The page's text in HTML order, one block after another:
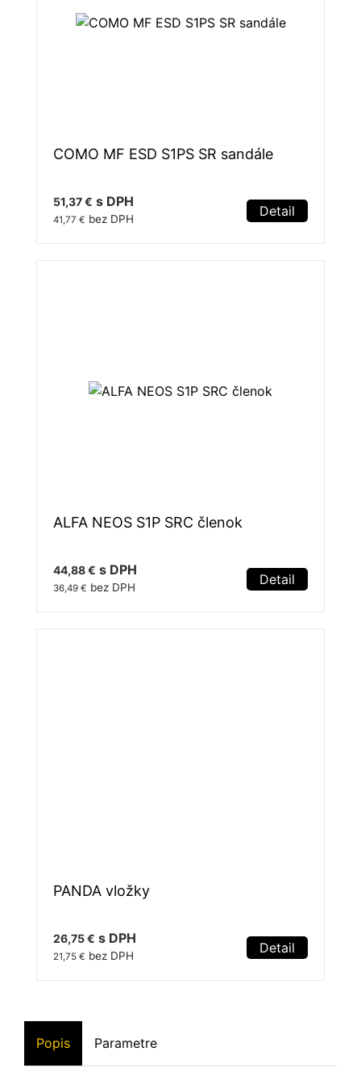
Popis Parametre
COMO MF ESD S1PS SR sandále
51,37 € s DPH
41,77 € bez DPH Detail
ALFA NEOS S1P SRC členok
44,88 € s DPH
36,49 € bez DPH Detail
PANDA vložky
26,75 € s DPH
21,75 € bez DPH Detail